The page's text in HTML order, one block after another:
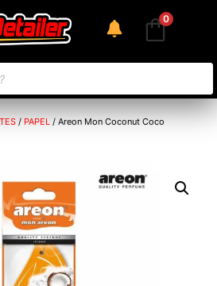
0
/ PAPEL / Areon Mon Coconut Coco